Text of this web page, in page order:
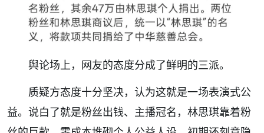
舆论场上，网友的态度分成了鲜明的三派。
质疑方态度十分坚决，认为这就是一场表演式公
益。说白了就是粉丝出钱、主播冠名，林思琪靠着粉